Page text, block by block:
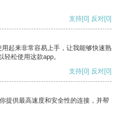
支持[0] 反对[0]
起来非常容易上手，让我能够快速熟
松使用这款app。
支持[0] 反对[0]
提供最高速度和安全性的连接，并帮